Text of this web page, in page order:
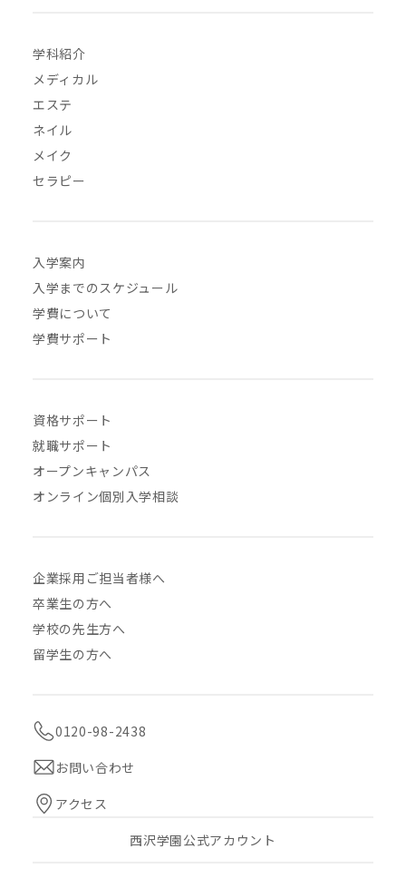
学科紹介
メディカル
エステ
ネイル
メイク
セラピー
入学案内
入学までのスケジュール
学費について
学費サポート
資格サポート
就職サポート
オープンキャンパス
オンライン個別入学相談
企業採用ご担当者様へ
卒業生の方へ
学校の先生方へ
留学生の方へ
0120-98-2438
お問い合わせ
アクセス
西沢学園公式アカウント